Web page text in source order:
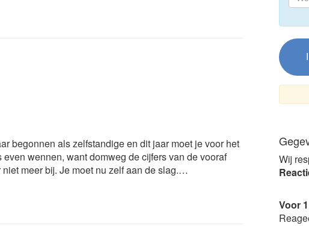
begonnen als zelfstandige en dit jaar moet je voor het
wennen, want domweg de cijfers van de vooraf
meer bij. Je moet nu zelf aan de slag.…
Wij
Voor